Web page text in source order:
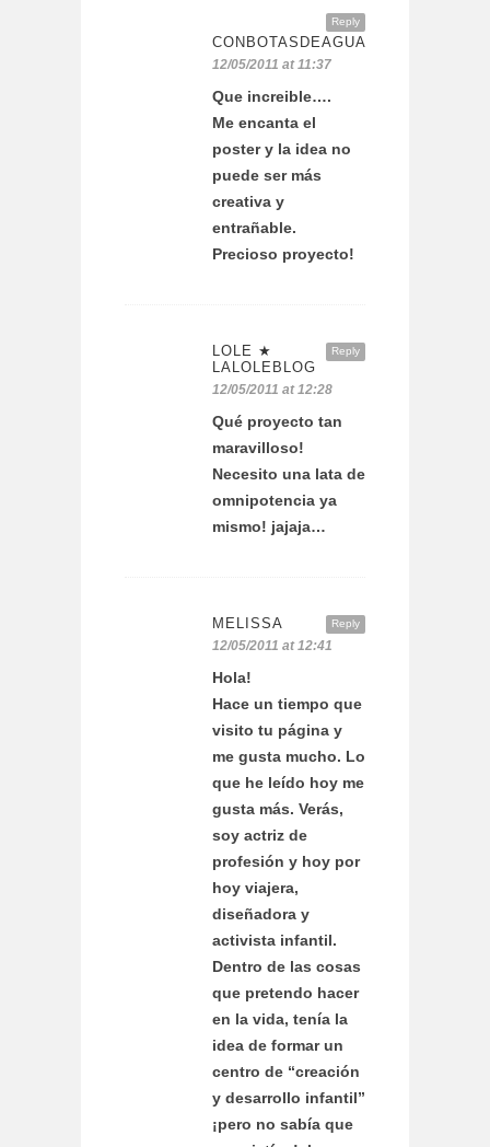
Reply
CONBOTASDEAGUA
12/05/2011 at 11:37
Que increible….
Me encanta el
poster y la idea no
puede ser más
creativa y
entrañable.
Precioso proyecto!
Reply
LOLE ★
LALOLEBLOG
12/05/2011 at 12:28
Qué proyecto tan
maravilloso!
Necesito una lata de
omnipotencia ya
mismo! jajaja…
Reply
MELISSA
12/05/2011 at 12:41
Hola!
Hace un tiempo que
visito tu página y
me gusta mucho. Lo
que he leído hoy me
gusta más. Verás,
soy actriz de
profesión y hoy por
hoy viajera,
diseñadora y
activista infantil.
Dentro de las cosas
que pretendo hacer
en la vida, tenía la
idea de formar un
centro de “creación
y desarrollo infantil”
¡pero no sabía que